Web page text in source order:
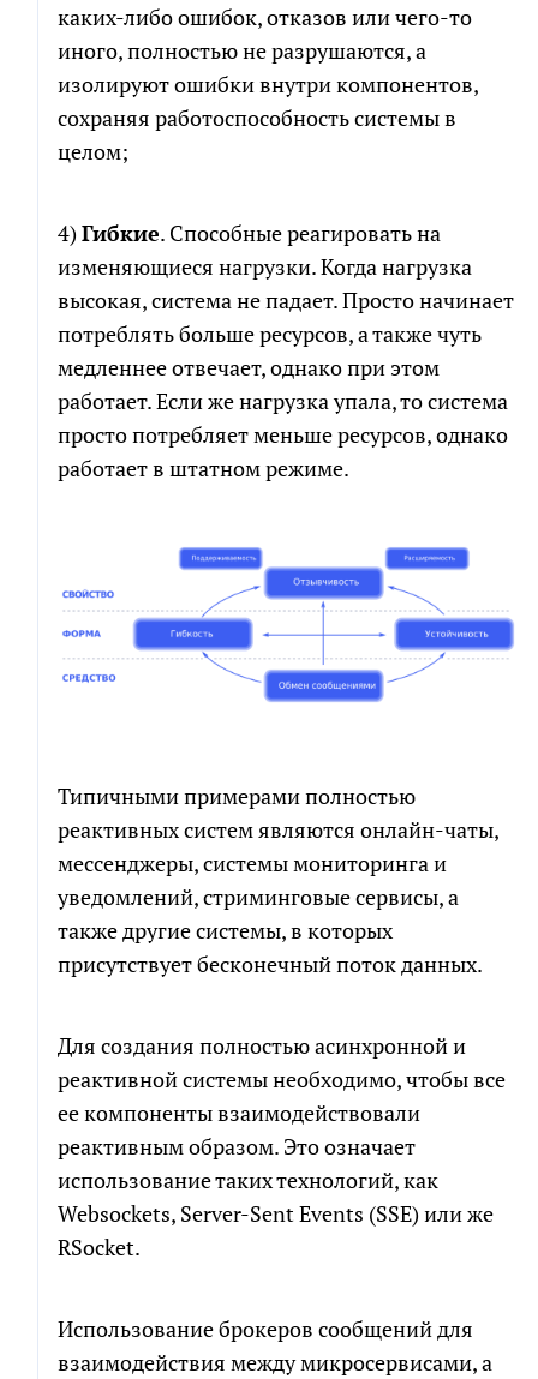
каких-либо ошибок, отказов или чего-то
иного, полностью не разрушаются, а
изолируют ошибки внутри компонентов,
сохраняя работоспособность системы в
целом;
4)Гибкие. Способные реагировать на
изменяющиеся нагрузки. Когда нагрузка
высокая, система не падает. Просто начинает
потреблять больше ресурсов, а также чуть
медленнее отвечает, однако при этом
работает. Если же нагрузка упала, то система
просто потребляет меньше ресурсов, однако
работает в штатном режиме.
Типичными примерами полностью
реактивных систем являются онлайн-чаты,
мессенджеры, системы мониторинга и
уведомлений, стриминговые сервисы, а
также другие системы, в которых
присутствует бесконечный поток данных.
Для создания полностью асинхронной и
реактивной системы необходимо, чтобы все
ее компоненты взаимодействовали
реактивным образом. Это означает
использование таких технологий, как
Websockets, Server-Sent Events (SSE) или же
RSocket.
Использование брокеров сообщений для
взаимодействия между микросервисами, а